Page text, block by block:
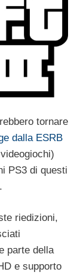
tornare
dalla ESRB
PS3 di questi
riedizioni,
parte della
e supporto